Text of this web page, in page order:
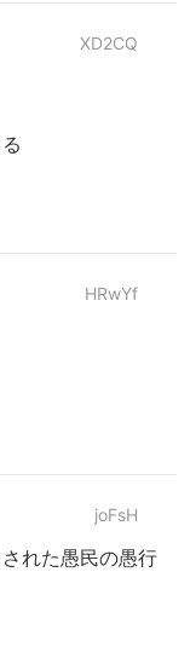
XD2CQ
HRwYf
joFsH
れた愚民の愚行